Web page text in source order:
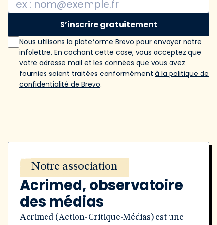
S’inscrire gratuitement
Nous utilisons la plateforme Brevo pour envoyer notre
infolettre. En cochant cette case, vous acceptez que
votre adresse mail et les données que vous avez
fournies soient traitées conformément à la politique de
confidentialité de Brevo.
Notre association
Acrimed, observatoire
des médias
Acrimed (Action-Critique-Médias) est une